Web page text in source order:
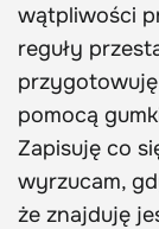
wątpliwości
reguły
przygotowuję
pomocą
Zapisuję co
wyrzucam,
że znajduję